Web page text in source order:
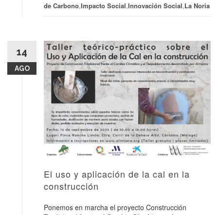
de Carbono,Impacto Social,Innovación Social,La Noria
14
AGO
El uso y aplicación de la cal en la
construcción
Ponemos en marcha el proyecto Construcción